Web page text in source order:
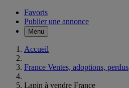
Favoris
Publier une annonce
Menu
Accueil
France Ventes, adoptions, perdus
Lapin à vendre France